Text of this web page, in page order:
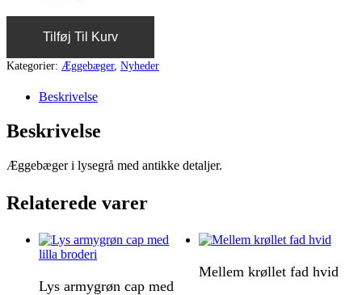
Tilføj Til Kurv
Kategorier: Æggebæger, Nyheder
Beskrivelse
Beskrivelse
Æggebæger i lysegrå med antikke detaljer.
Relaterede varer
Lys armygrøn cap med
Mellem krøllet fad hvid